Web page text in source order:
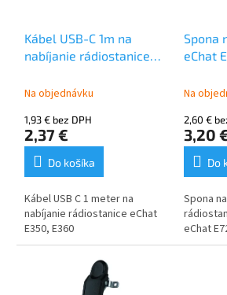
v
o
Kábel USB-C 1m na
nabíjanie rádiostanice
Na objednávku
1,93 € bez DPH
2,37 €
Do košíka
KábelUSB C 1 meterna
nabíjanie rádiostanice eChat
E350, E360
Spona
eChat
Na
2,60 €
3,20
Do
Spona
eChat